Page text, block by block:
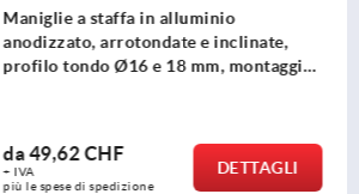
Rondelle terminali in alluminio,
coniche, per maniglie a staffa rotonde
da7,78 CHF
+ IVA
più le spese di spedizione
DETTAGLI